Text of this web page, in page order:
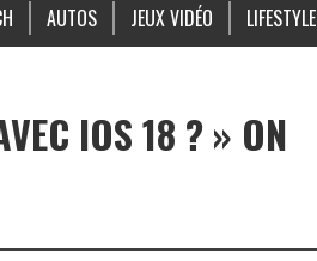
AUTOS JEUX VIDÉO LIFESTYLE
IOS 18 ? » ON